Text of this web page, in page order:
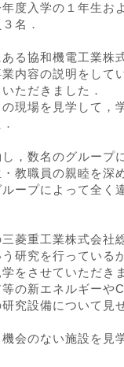
度入学の１年生お
名．
る協和機電工業株
内容の説明をして
ただきました．
現場を見学して，
，数名のグループ
教職員の親睦を深
ープによって全く
菱重工業株式会社
研究を行っている
をさせていただき
の新エネルギーや
究設備について見
会のない施設を見